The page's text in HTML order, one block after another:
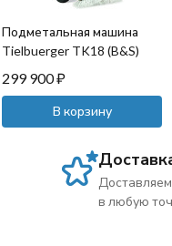
Подметальная машина
Tielbuerger TK18 (B&S)
299 900₽
В корзину
в любую